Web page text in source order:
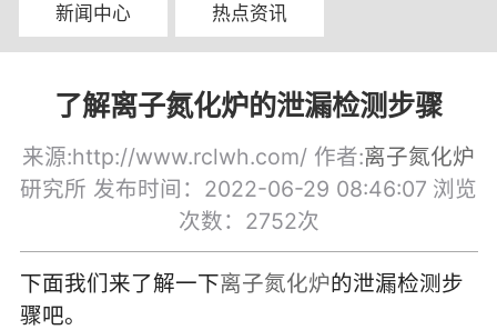
新闻中心 热点资讯
了解离子氮化炉的泄漏检测步骤
来源:http://www.rclwh.com/ 作者:离子氮化炉
研究所 发布时间：2022-06-29 08:46:07 浏览
次数：2752次
下面我们来了解一下离子氮化炉的泄漏检测步
骤吧。